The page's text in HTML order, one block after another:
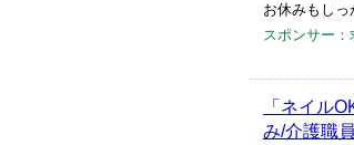
お休みもし
スポンサー：
「ネイル
み/介護職員